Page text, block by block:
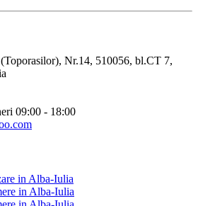
(Toporasilor), Nr.14, 510056, bl.CT 7,
09:00 - 18:00
in Alba-Iulia
in Alba-Iulia